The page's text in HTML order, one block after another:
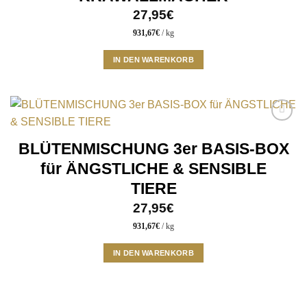
auf
gewählt
werden
27,95€
931,67€ /kg
IN DEN WARENKORB
BLÜTENMISCHUNG 3er BASIS-BOX
für ÄNGSTLICHE & SENSIBLE
TIERE
27,95€
931,67€ /kg
IN DEN WARENKORB